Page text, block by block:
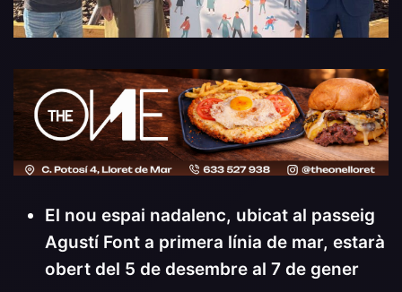
El nou espai nadalenc, ubicat al passeig
Agustí Font a primera línia de mar, estarà
obert del 5 de desembre al 7 de gener